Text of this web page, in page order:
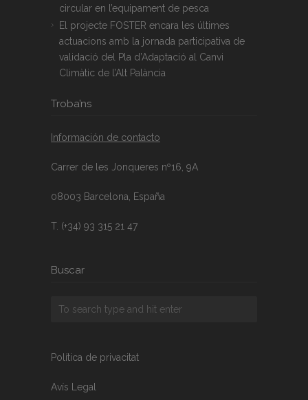
circular en l’equipament de pesca
El projecte FOSTER encara les últimes
actuacions amb la jornada participativa de
validació del Pla d’Adaptació al Canvi
Climàtic de l’Alt Palància
Troba’ns
Información de contacto
Carrer de les Jonqueres nº16, 9A
08003 Barcelona, España
T. (+34) 93 315 21 47
Buscar
Política de privacitat
Avís Legal